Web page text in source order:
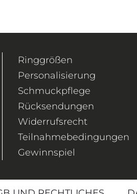
Ringgrößen
Personalisierung
Schmuckpflege
Rücksendungen
Widerrufsrecht
Teilnahmebedingungen
Gewinnspiel